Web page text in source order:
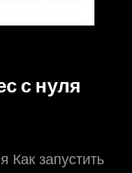
с нуля
Как запустить